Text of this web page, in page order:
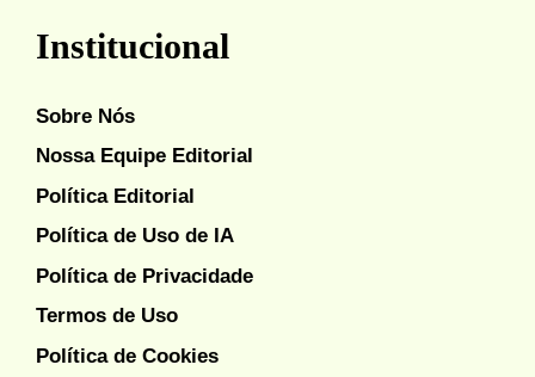
Institucional
Sobre Nós
Nossa Equipe Editorial
Política Editorial
Política de Uso de IA
Política de Privacidade
Termos de Uso
Política de Cookies